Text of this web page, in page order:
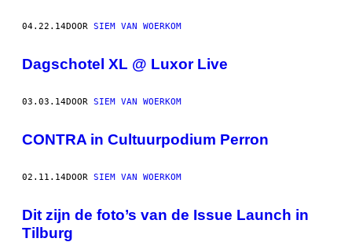
04.22.14DOOR SIEM VAN WOERKOM
Dagschotel XL @ Luxor Live
03.03.14DOOR SIEM VAN WOERKOM
CONTRA in Cultuurpodium Perron
02.11.14DOOR SIEM VAN WOERKOM
Dit zijn de foto’s van de Issue Launch in
Tilburg